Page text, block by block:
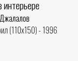
интерьере
(110x150) - 1996